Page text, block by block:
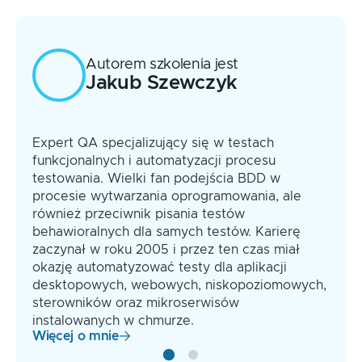
Bibliotekacypress-axe, testy dostępności
(Accessibility / WCEG):
Biblioteka
Autorem szkolenia jest
Jakub Szewczyk
Expert QA specjalizujący się w testach
funkcjonalnych i automatyzacji procesu
testowania. Wielki fan podejścia BDD w
procesie wytwarzania oprogramowania, ale
również przeciwnik pisania testów
behawioralnych dla samych testów. Karierę
zaczynał w roku 2005 i przez ten czas miał
okazję automatyzować testy dla aplikacji
desktopowych, webowych, niskopoziomowych,
sterowników oraz mikroserwisów
instalowanych w chmurze.
Więcej o mnie